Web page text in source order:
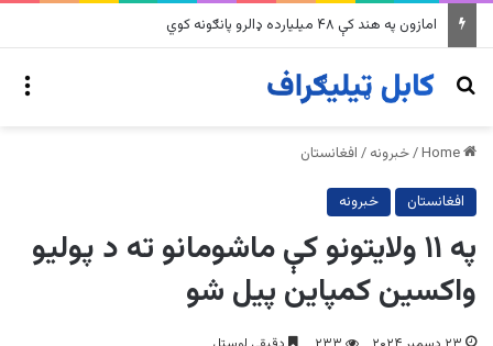
په وینزویلا کې زورورو زلزلو پراخ زیانونه اړولي
Search for
/خبرونه / افغانستان
افغانستان خبرونه
په ۱۱ ولایتونو کې ماشومانو ته د پوليو
واکسین کمپاين پيل شو